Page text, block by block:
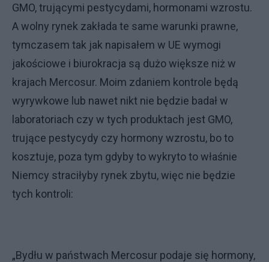
GMO, trującymi pestycydami, hormonami wzrostu.
A wolny rynek zakłada te same warunki prawne,
tymczasem tak jak napisałem w UE wymogi
jakościowe i biurokracja są dużo większe niż w
krajach Mercosur. Moim zdaniem kontrole będą
wyrywkowe lub nawet nikt nie będzie badał w
laboratoriach czy w tych produktach jest GMO,
trujące pestycydy czy hormony wzrostu, bo to
kosztuje, poza tym gdyby to wykryto to właśnie
Niemcy straciłyby rynek zbytu, więc nie będzie
tych kontroli:
„Bydłu w państwach Mercosur podaje się hormony,